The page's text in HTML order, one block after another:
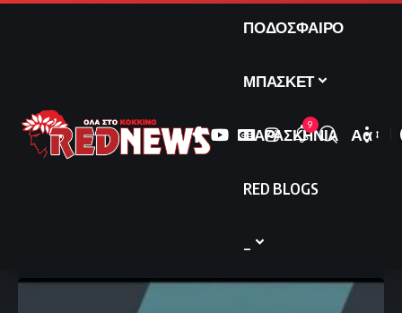
ΠΟΔΟΣΦΑΙΡΟ
ΜΠΑΣΚΕΤ
ΠΑΡΑΣΚΗΝΙΑ
RED BLOGS
9
Font
Αα